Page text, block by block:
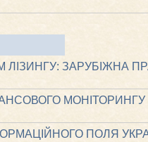
ЗАРУБІЖНА
ПОЛЯ